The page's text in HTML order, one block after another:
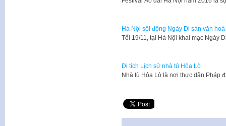
Hà Nội sôi động Ngày Di sản văn
​Tối 19/11, tại Hà Nội khai mạc Ngày
Di tích Lịch sử nhà tù Hỏa Lò
Nhà tù Hỏa Lò là nơi thực dân Pháp